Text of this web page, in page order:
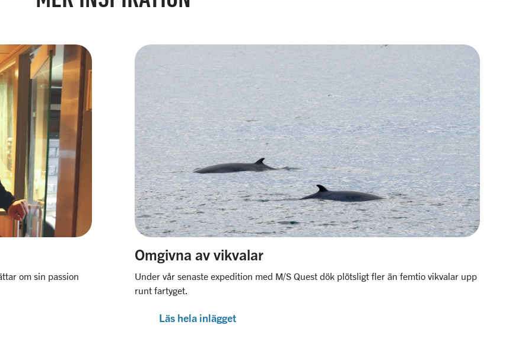
om sin passion
Omgivna av vikvalar
Under vår senaste expedition med M/S Quest dök plötsligt fler än femtio vikvalar upp
runt fartyget.
Läs hela inlägget